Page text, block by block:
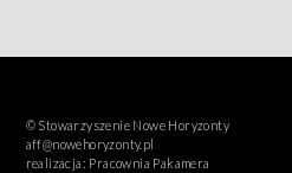
© Stowarzyszenie Nowe Horyzonty
aff@nowehoryzonty.pl
realizacja: Pracownia Pakamera